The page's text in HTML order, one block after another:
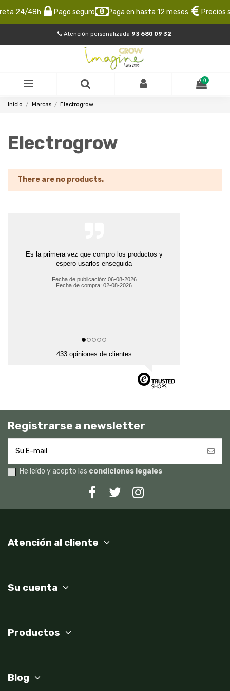
24/48h Pago seguro Paga en hasta 12 meses Precios
Atención personalizada 93 680 09 32
0
Inicio Marcas Electrogrow
Electrogrow
There are no products.
Es la primera vez que compro los productos y
espero usarlos enseguida
Fecha de publicación: 06-08-2026
Fecha de compra: 02-08-2026
433 opiniones de clientes
Registrarse a newsletter
He leído y acepto las condiciones legales
Atención al cliente
Su cuenta
Productos
Blog